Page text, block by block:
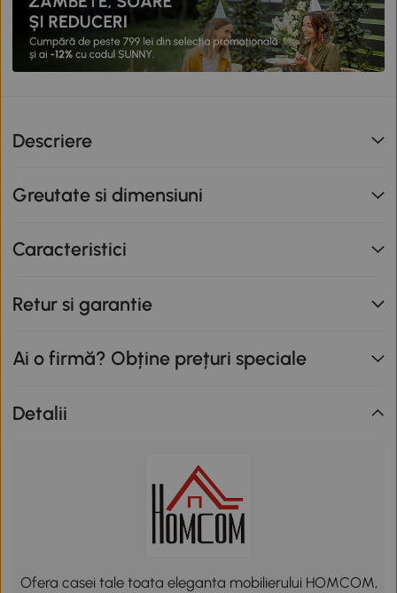
Descriere
Greutate si dimensiuni
Caracteristici
Retur si garantie
Ai o firmă? Obține prețuri speciale
Detalii
Ofera casei tale toata eleganta mobilierului HOMCOM,